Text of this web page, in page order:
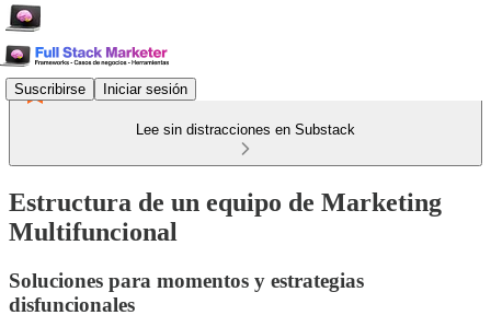
Suscribirse Iniciar sesión
Lee sin distracciones en Substack
Estructura de un equipo de Marketing
Multifuncional
Soluciones para momentos y estrategias
disfuncionales